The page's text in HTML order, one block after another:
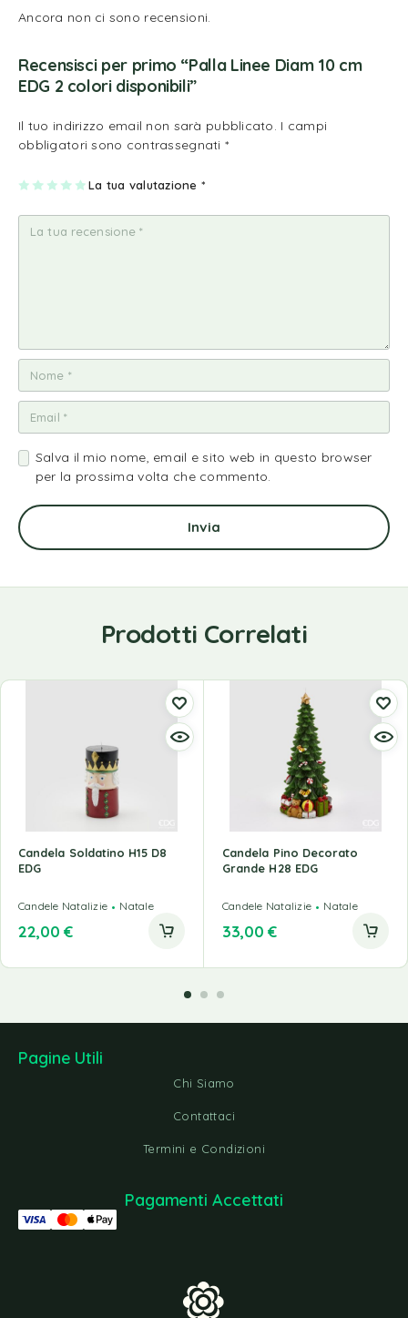
Ancora non ci sono recensioni.
Recensisci per primo “Palla Linee Diam 10 cm
EDG 2 colori disponibili”
Il tuo indirizzo email non sarà pubblicato. I campi
obbligatori sono contrassegnati *
La tua valutazione *
1
a
2
e
su
5
3
e
su
5
4
e
su
5
5
e
su
5
Salva il mio nome, email e sito web in questo browser
per la prossima volta che commento.
Prodotti Correlati
Candela Soldatino H15 D8
EDG
Candele Natalizie Natale
22,00 €
Candela Pino Decorato
Grande H28 EDG
Candele Natalizie Natale
33,00 €
Pagine Utili
Chi Siamo
Contattaci
Termini e Condizioni
Pagamenti Accettati